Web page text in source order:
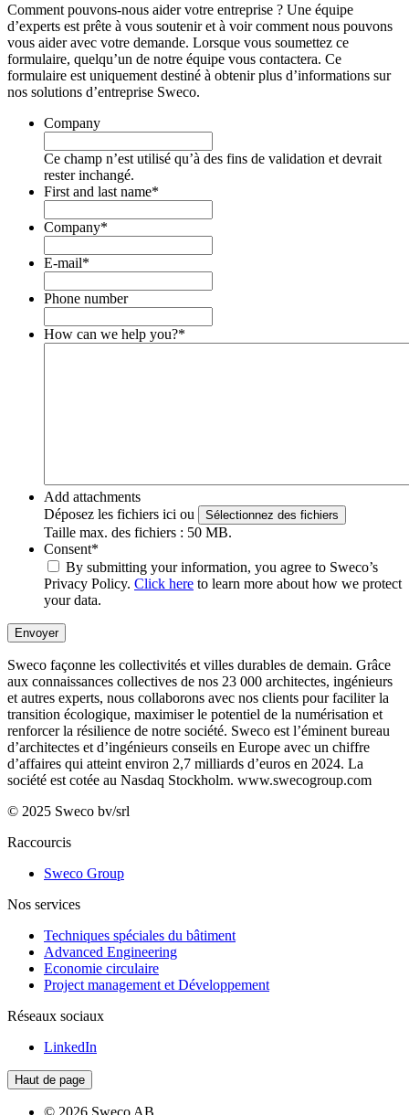
Comment pouvons-nous aider votre entreprise ? Une équipe
d’experts est prête à vous soutenir et à voir comment nous pouvons
vous aider avec votre demande. Lorsque vous soumettez ce
formulaire, quelqu’un de notre équipe vous contactera. Ce
formulaire est uniquement destiné à obtenir plus d’informations sur
nos solutions d’entreprise Sweco.
Company
Ce champ n’est utilisé qu’à des fins de validation et devrait
rester inchangé.
First and last name*
Company*
E-mail*
Phone number
How can we help you?*
Add attachments
Déposez les fichiers ici ou
Sélectionnez des fichiers
Taille max. des fichiers : 50 MB.
Consent*
By submitting your information, you agree to Sweco’s
Privacy Policy. Click here to learn more about how we protect
your data.
Envoyer
Sweco façonne les collectivités et villes durables de demain. Grâce
aux connaissances collectives de nos 23 000 architectes, ingénieurs
et autres experts, nous collaborons avec nos clients pour faciliter la
transition écologique, maximiser le potentiel de la numérisation et
renforcer la résilience de notre société. Sweco est l’éminent bureau
d’architectes et d’ingénieurs conseils en Europe avec un chiffre
d’affaires qui atteint environ 2,7 milliards d’euros en 2024. La
société est cotée au Nasdaq Stockholm. www.swecogroup.com
© 2025 Sweco bv/srl
Raccourcis
Sweco Group
Nos services
Techniques spéciales du bâtiment
Advanced Engineering
Economie circulaire
Project management et Développement
Réseaux sociaux
LinkedIn
Haut de page
© 2026 Sweco AB